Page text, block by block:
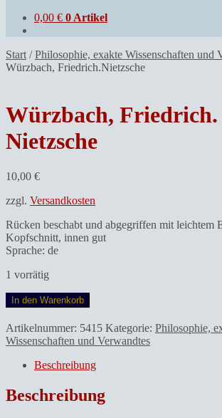
0,00 € 0 Artikel
Start /Philosophie, exakte Wissenschaften und
Würzbach, Friedrich.Nietzsche
Würzbach, Friedrich.
Nietzsche
10,00 €
zzgl. Versandkosten
Rücken beschabt und abgegriffen mit leichtem
Kopfschnitt, innen gut
Sprache: de
1 vorrätig
Würzbach,
Friedrich.Nietzsche
Menge
In den Warenkorb
Artikelnummer: 5415 Kategorie: Philosophie,
Wissenschaften und Verwandtes
Beschreibung
Beschreibung